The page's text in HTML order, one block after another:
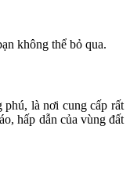
không thể bỏ qua.
là nơi cung cấp rất
hấp dẫn của vùng đất